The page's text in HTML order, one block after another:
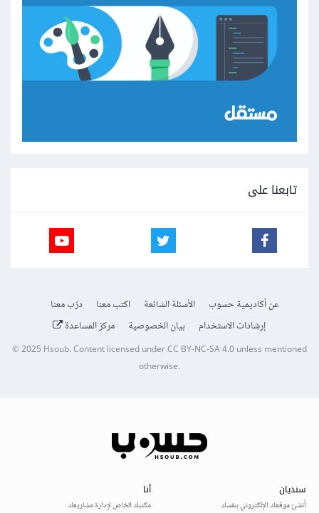
تابعنا على
عن أكاديمية حسوب الأسئلة الشائعة اكتب معنا
درّب معنا
إرشادات الاستخدام
بيان الخصوصية مركز المساعدة
© 2025Hsoub.Content licensed underCC BY-NC-SA 4.0unless mentioned
otherwise.